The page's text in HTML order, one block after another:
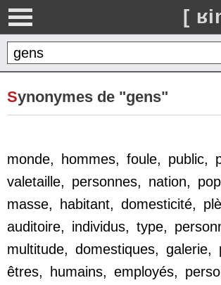
[
Synonymes de "gens"
monde, hommes, foule, public,
valetaille, personnes, nation,
masse, habitant, domesticité,
auditoire, individus, type,
multitude, domestiques, galerie,
êtres, humains, employés,